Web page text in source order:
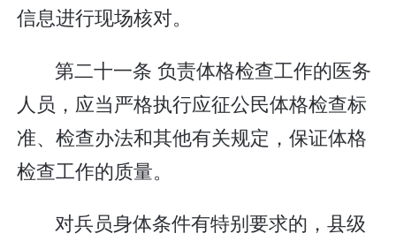
信息进行现场核对。
第二十一条 负责体格检查工作的医务
人员，应当严格执行应征公民体格检查标
准、检查办法和其他有关规定，保证体格
检查工作的质量。
对兵员身体条件有特别要求的，县级